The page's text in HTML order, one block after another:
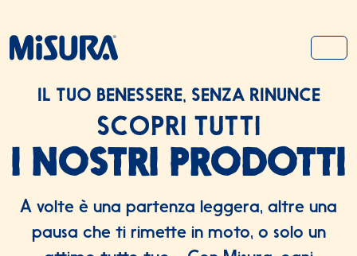
IL TUO BENESSERE, SENZA RINUNCE
SCOPRI TUTTI
I NOSTRI PRODOTTI
A volte è una partenza leggera, altre una
pausa che ti rimette in moto, o solo un